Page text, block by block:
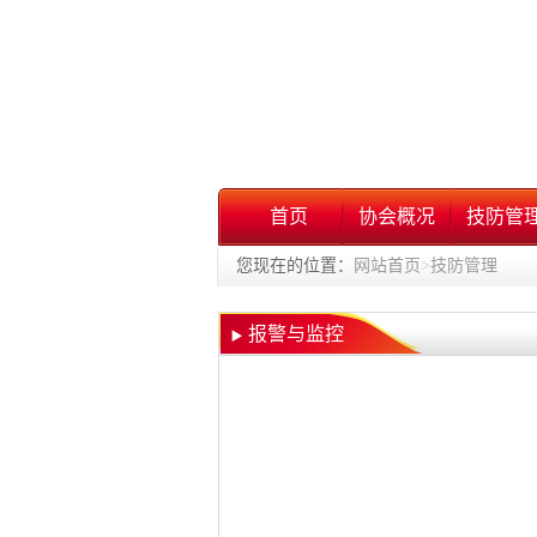
首页 协会概况 技防管
您现在的位置： 网站首页 >技防管理
报警与监控